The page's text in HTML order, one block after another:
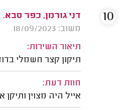
דני גורמן, כפר סבא.
משוב: 18/09/2023
תיאור השירות:
תיקון קצר חשמלי
חוות דעת:
אייל היה מצוין
10